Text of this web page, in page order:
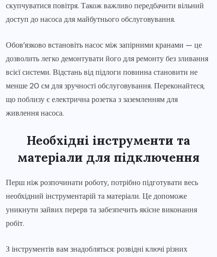
скупчуватися повітря. Також важливо передбачити вільний
доступ до насоса для майбутнього обслуговування.
Обов’язково встановіть насос між запірними кранами — це
дозволить легко демонтувати його для ремонту без зливання
всієї системи. Відстань від підлоги повинна становити не
менше 20 см для зручності обслуговування. Переконайтеся,
що поблизу є електрична розетка з заземленням для
живлення насоса.
Необхідні інструменти та
матеріали для підключення
Перш ніж розпочинати роботу, потрібно підготувати весь
необхідний інструментарій та матеріали. Це допоможе
уникнути зайвих перерв та забезпечить якісне виконання
робіт.
З інструментів вам знадобляться: розвідні ключі різних